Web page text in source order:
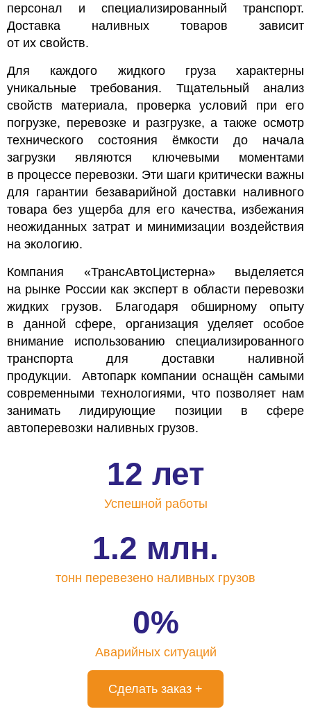
персонал и специализированный транспорт.
Доставка наливных товаров зависит
от их свойств.
Для каждого жидкого груза характерны
уникальные требования. Тщательный анализ
свойств материала, проверка условий при его
погрузке, перевозке и разгрузке, а также осмотр
технического состояния ёмкости до начала
загрузки являются ключевыми моментами
в процессе перевозки. Эти шаги критически важны
для гарантии безаварийной доставки наливного
товара без ущерба для его качества, избежания
неожиданных затрат и минимизации воздействия
на экологию.
Компания «ТрансАвтоЦистерна» выделяется
на рынке России как эксперт в области перевозки
жидких грузов. Благодаря обширному опыту
в данной сфере, организация уделяет особое
внимание использованию специализированного
транспорта для доставки наливной
продукции. Автопарк компании оснащён самыми
современными технологиями, что позволяет нам
занимать лидирующие позиции в сфере
автоперевозки наливных грузов.
12 лет
Успешной работы
1.2 млн.
тонн перевезено наливных грузов
0%
Аварийных ситуаций
Сделать заказ +